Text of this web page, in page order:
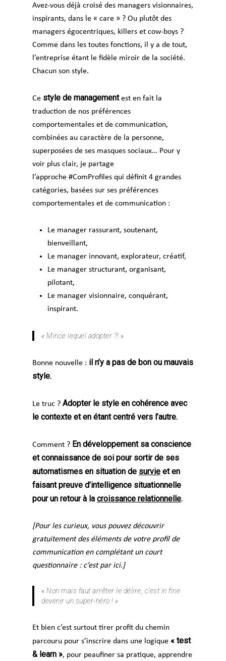
Avez-vous déjà croisé des managers visionnaires,
inspirants, dans le « care » ? Ou plutôt des
managers égocentriques, killers et cow-boys ?
Comme dans les toutes fonctions, il y a de tout,
l’entreprise étant le fidèle miroir de la société.
Chacun son style.
Ce style de managementest en fait la
traduction de nos préférences
comportementales et de communication,
combinées au caractère de la personne,
superposées de ses masques sociaux… Pour y
voir plus clair, je partage
l’approche #ComProfiles qui définit 4 grandes
catégories, basées sur ses préférences
comportementales et de communication :
Le manager rassurant, soutenant,
bienveillant,
Le manager innovant, explorateur, créatif,
Le manager structurant, organisant,
pilotant,
Le manager visionnaire, conquérant,
inspirant.
« Mince lequel adopter ?! »
Bonne nouvelle : il n’y a pas de bon ou mauvais
style.
Le truc ? Adopter le style en cohérence avec
le contexte et en étant centré vers l’autre.
Comment ? En développement sa conscience
et connaissance de soi pour sortir de ses
automatismes en situation de survie et en
faisant preuve d’intelligence situationnelle
pour un retour à la croissance relationnelle.
[Pour les curieux, vous pouvez découvrir
gratuitement des éléments de votre profil de
communication en complétant un court
questionnaire : c’est par ici.]
« Non mais faut arrêter le délire, c’est in fine
devenir un super-héro ! »
Et bien c’est surtout tirer profit du chemin
parcouru pour s’inscrire dans une logique « test
& learn », pour peaufiner sa pratique, apprendre